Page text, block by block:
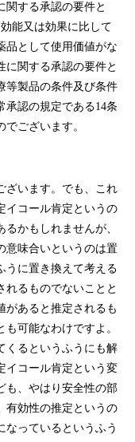
関する承認の要件と
能又は効果に比して
品として使用価値がな
に関する承認の要件と
等製品の条件及び条件
承認の規定である14条
ございます。
ざいます。でも、これ
イコール肯定というの
かもしれませんが、
意味合いというのは置
うに置き換えて考える
れるものでないことと
があると推定されるも
可能なわけですよ。
くるというふうにも解
イコール肯定という変
も、やはり安全性の部
有効性の推定というの
なっているというふう